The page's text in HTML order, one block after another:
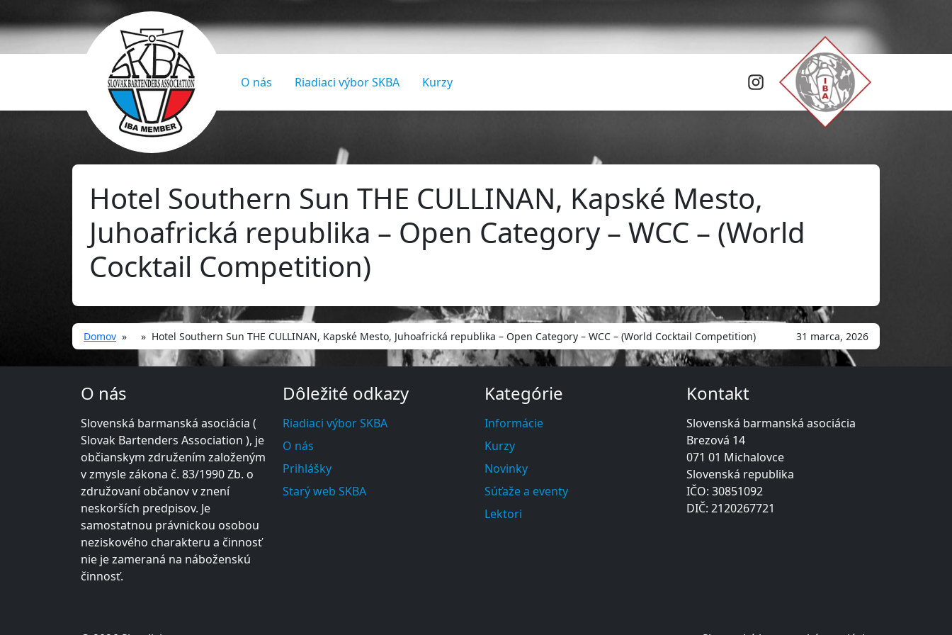
O nás Riadiaci výbor SKBA Kurzy
Hotel Southern Sun THE CULLINAN, Kapské Mesto,
Juhoafrická republika – Open Category – WCC – (World
Cocktail Competition)
Domov » » Hotel Southern Sun THE CULLINAN, Kapské Mesto, Juhoafrická republika – Open Category – WCC – (World Cocktail Competition) 31 marca, 2026
O nás
Slovenská barmanská asociácia (
Slovak Bartenders Association ), je
občianskym združením založeným
v zmysle zákona č. 83/1990 Zb. o
združovaní občanov v znení
neskorších predpisov. Je
samostatnou právnickou osobou
neziskového charakteru a činnosť
nie je zameraná na náboženskú
činnosť.
Dôležité odkazy
Riadiaci výbor SKBA
O nás
Prihlášky
Starý web SKBA
Kategórie
Informácie
Kurzy
Novinky
Súťaže a eventy
Lektori
Kontakt
Slovenská barmanská asociácia
Brezová 14
071 01 Michalovce
Slovenská republika
IČO: 30851092
DIČ: 2120267721